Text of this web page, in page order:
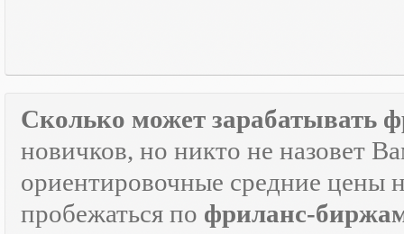
Сколько может зарабатывать
новичков, но никто не назовет
ориентировочные средние цены
пробежаться по фриланс-